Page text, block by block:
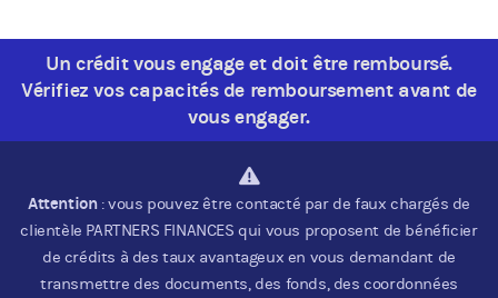
Un crédit vous engage et doit être remboursé.
Vérifiez vos capacités de remboursement avant de
vous engager.
Attention: vous pouvez être contacté par de faux chargés de
clientèle PARTNERS FINANCES qui vous proposent de bénéficier
de crédits à des taux avantageux en vous demandant de
transmettre des documents, des fonds, des coordonnées